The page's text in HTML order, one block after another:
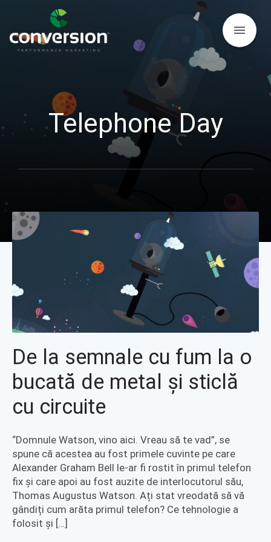
menu
Telephone Day
De la semnale cu fum la o
bucată de metal și sticlă
cu circuite
“Domnule Watson, vino aici. Vreau să te vad”, se
spune că acestea au fost primele cuvinte pe care
Alexander Graham Bell le-ar fi rostit în primul telefon
fix și care apoi au fost auzite de interlocutorul său,
Thomas Augustus Watson. Ați stat vreodată să vă
gândiți cum arăta primul telefon? Ce tehnologie a
folosit și […]